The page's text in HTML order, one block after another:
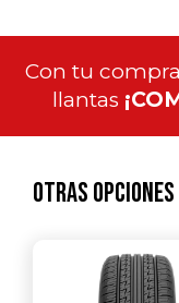
Con tu
llantas
Otras opciones